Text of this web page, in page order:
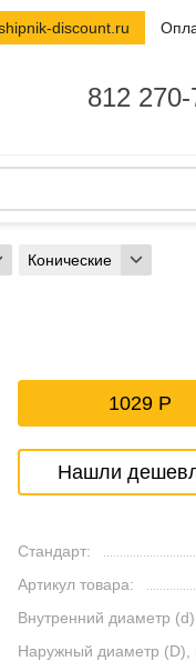
Конические
1029
Нашли
Стандарт:
Артикул товара:
Внутренний диаметр
Наружный диаметр (D),
812
discount.ru